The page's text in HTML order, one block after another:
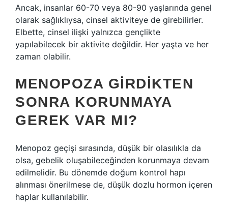
Ancak, insanlar 60-70 veya 80-90 yaşlarında genel
olarak sağlıklıysa, cinsel aktiviteye de girebilirler.
Elbette, cinsel ilişki yalnızca gençlikte
yapılabilecek bir aktivite değildir. Her yaşta ve her
zaman olabilir.
MENOPOZA GIRDIKTEN
SONRA KORUNMAYA
GEREK VAR MI?
Menopoz geçişi sırasında, düşük bir olasılıkla da
olsa, gebelik oluşabileceğinden korunmaya devam
edilmelidir. Bu dönemde doğum kontrol hapı
alınması önerilmese de, düşük dozlu hormon içeren
haplar kullanılabilir.